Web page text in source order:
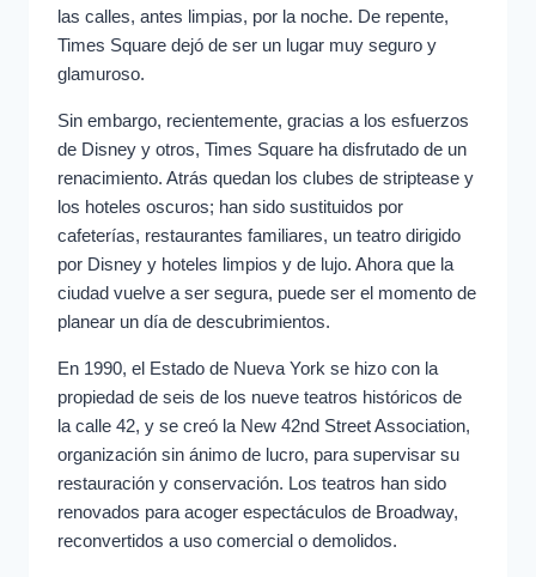
las calles, antes limpias, por la noche. De repente,
Times Square dejó de ser un lugar muy seguro y
glamuroso.
Sin embargo, recientemente, gracias a los esfuerzos
de Disney y otros, Times Square ha disfrutado de un
renacimiento. Atrás quedan los clubes de striptease y
los hoteles oscuros; han sido sustituidos por
cafeterías, restaurantes familiares, un teatro dirigido
por Disney y hoteles limpios y de lujo. Ahora que la
ciudad vuelve a ser segura, puede ser el momento de
planear un día de descubrimientos.
En 1990, el Estado de Nueva York se hizo con la
propiedad de seis de los nueve teatros históricos de
la calle 42, y se creó la New 42nd Street Association,
organización sin ánimo de lucro, para supervisar su
restauración y conservación. Los teatros han sido
renovados para acoger espectáculos de Broadway,
reconvertidos a uso comercial o demolidos.